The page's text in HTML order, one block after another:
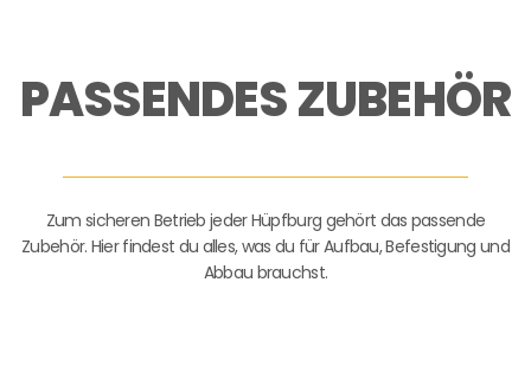
PASSENDES ZUBEHÖR
Zum sicheren Betrieb jeder Hüpfburg gehört das passende
Zubehör. Hier findest du alles, was du für Aufbau, Befestigung und
Abbau brauchst.